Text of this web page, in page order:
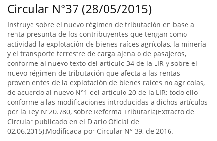
Circular N°37 (28/05/2015)
Instruye sobre el nuevo régimen de tributación en base a
renta presunta de los contribuyentes que tengan como
actividad la explotación de bienes raíces agrícolas, la minería
y el transporte terrestre de carga ajena o de pasajeros,
conforme al nuevo texto del artículo 34 de la LIR y sobre el
nuevo régimen de tributación que afecta a las rentas
provenientes de la explotación de bienes raíces no agrícolas,
de acuerdo al nuevo N°1 del artículo 20 de la LIR; todo ello
conforme a las modificaciones introducidas a dichos artículos
por la Ley N°20.780, sobre Reforma Tributaria(Extracto de
Circular publicado en el Diario Oficial de
02.06.2015).Modificada por Circular N° 39, de 2016.